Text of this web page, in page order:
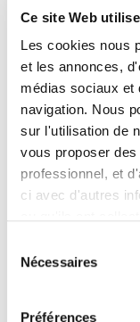
Ce site Web
Les cookies nous
et les annonces,
médias sociaux et
navigation. Nous
sur l'utilisation de
vous proposer
professionnel, et
ci avec d'autres
continuez à utiliser
Pour en savoir
Nécessaires
Préférences
CHAIGNE Georges
CHARBONNEAUX
(1887-1917)
CHARBONNEAUX
(1876-1914)
CHARDON Ary-Henri
(1889-1918)
CHATIN Fernand
(1878-1915)
CHAUTEMPS Félix
(1869-1915)
CLÉMENT Georges
CLERICO Dominique